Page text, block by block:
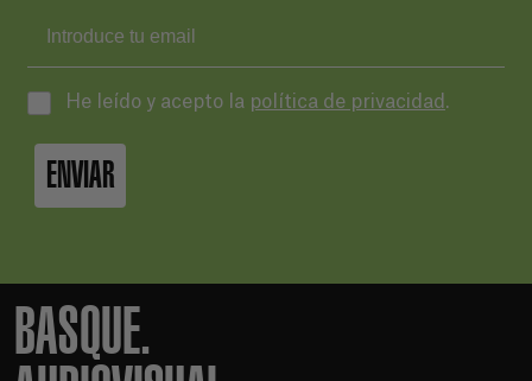
He leído y acepto la política de privacidad .
ENVIAR
BASQUE.